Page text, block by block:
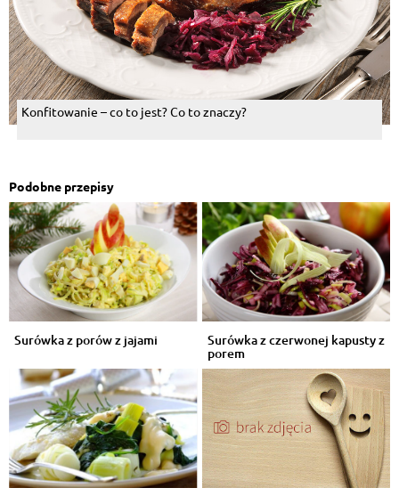
Konfitowanie – co to jest? Co to znaczy?
Podobne przepisy
Surówka z porów z jajami Surówka z czerwonej kapusty z
porem